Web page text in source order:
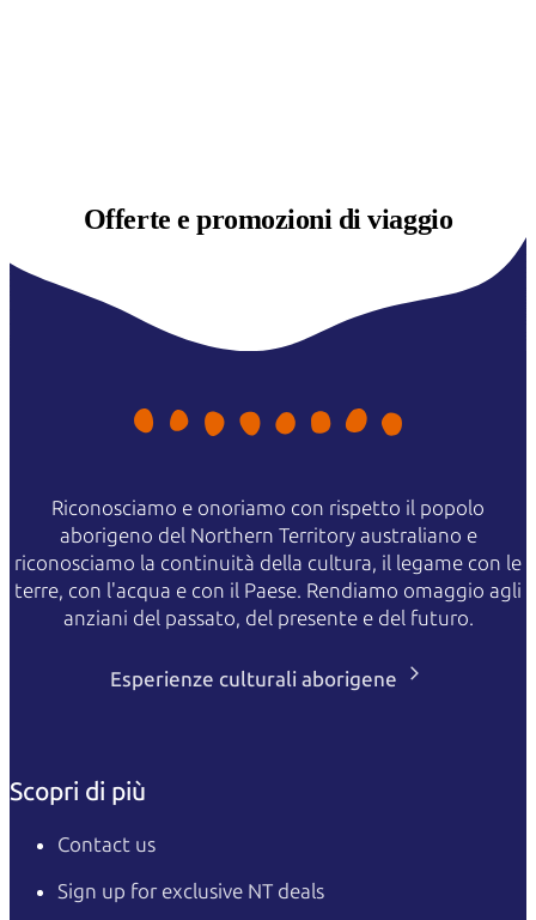
Offerte epromozioni di viaggio
Riconosciamo e onoriamo con rispetto il popolo
aborigeno del Northern Territory australiano e
riconosciamo la continuità della cultura, il legame con le
terre, con l'acqua e con il Paese. Rendiamo omaggio agli
anziani del passato, del presente e del futuro.
Esperienze culturali aborigene
Scopri di più
Contact us
Sign up for exclusive NT deals